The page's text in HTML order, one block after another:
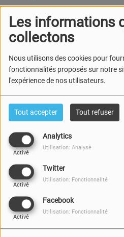
Les informations
collectons
Nous utilisons des cookies pour
fonctionnalités proposés sur notre
l'expérience de nos utilisateurs.
Tout accepter Tout refuser
Analytics
Activé
Utilisation: Analyse
Twitter
Activé
Utilisation: Fonctionnalité
Facebook
Activé
Utilisation: Fonctionnalité
Ce talentueux groupe émergent
est aussi venu évoquer son
influences, son actualité et ses
Retrouvez cette interview en
complétement décalé à